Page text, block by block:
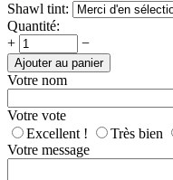
Shawl tint:
Quantité:
+
−
Ajouter au panier
Votre nom
Votre vote
Excellent !
Très bien
Votre message